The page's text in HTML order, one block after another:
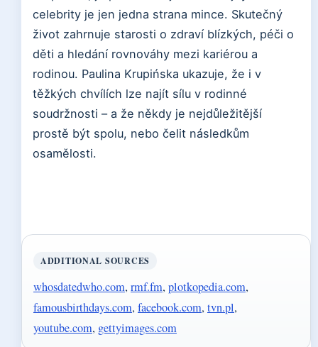
celebrity je jen jedna strana mince. Skutečný
život zahrnuje starosti o zdraví blízkých, péči o
děti a hledání rovnováhy mezi kariérou a
rodinou. Paulina Krupińska ukazuje, že i v
těžkých chvílích lze najít sílu v rodinné
soudržnosti – a že někdy je nejdůležitější
prostě být spolu, nebo čelit následkům
osamělosti.
ADDITIONAL SOURCES
whosdatedwho.com, rmf.fm, plotkopedia.com,
famousbirthdays.com, facebook.com, tvn.pl,
youtube.com, gettyimages.com